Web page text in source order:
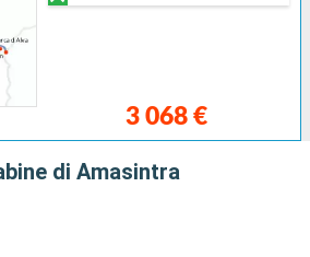
3 068 €
di Amasintra